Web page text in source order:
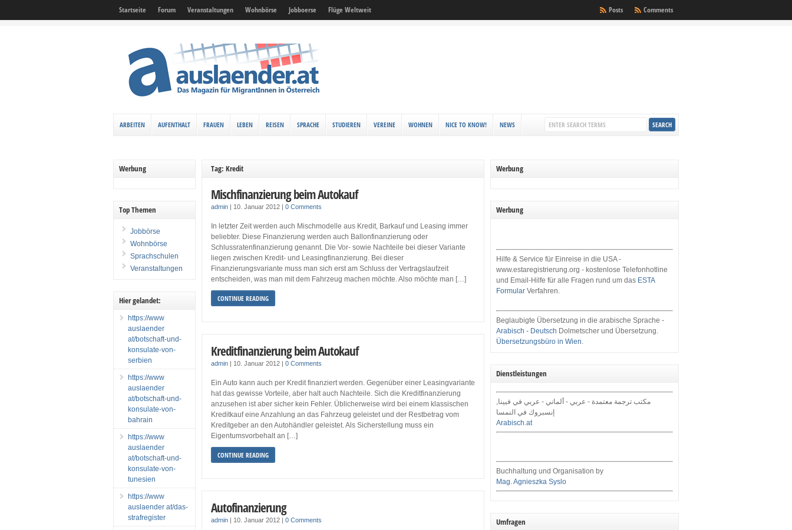
Startseite Forum Veranstaltungen Wohnbörse Jobboerse Flüge Weltweit Comments
Posts
ARBEITEN AUFENTHALT FRAUEN LEBEN REISEN SPRACHE STUDIEREN VEREINE WOHNEN NICE TO KNOW! NEWS
Tag: Kredit
Mischfinanzierung beim Autokauf
admin | 10. Januar 2012 |0 Comments
In letzter Zeit werden auch Mischmodelle aus Kredit, Barkauf und Leasing immer
beliebter. Diese Finanzierung werden auch Ballonfinanzierung oder
Schlussratenfinanzierung genannt. Die Vor- sowie Nachteile bei dieser Variante
liegen zwischen Kredit- und Leasingfinanzierung. Bei dieser
Finanzierungsvariante muss man sich erst am Schluss der Vertragslaufzeit
entscheiden, was man mit dem Fahrzeug machen möchte. Also möchte man […]
CONTINUE READING
Kreditfinanzierung beim Autokauf
admin | 10. Januar 2012 |0 Comments
Ein Auto kann auch per Kredit finanziert werden. Gegenüber einer Leasingvariante
hat das gewisse Vorteile, aber halt auch Nachteile. Sich die Kreditfinanzierung
anzusehen ist aber sicher kein Fehler. Üblicherweise wird bei einem klassischen
Kreditkauf eine Anzahlung an das Fahrzeug geleistet und der Restbetrag vom
Kreditgeber an den Autohändler geleistet. Als Sicherstellung muss ein
Eigentumsvorbehalt an […]
CONTINUE READING
Autofinanzierung
admin | 10. Januar 2012 |0 Comments
Werbung
Top Themen
Jobbörse
Wohnbörse
Sprachschulen
Veranstaltungen
Hier gelandet:
https://www
auslaender
at/botschaft-und-
konsulate-von-
serbien
https://www
auslaender
at/botschaft-und-
konsulate-von-
bahrain
https://www
auslaender
at/botschaft-und-
konsulate-von-
tunesien
https://www
auslaender at/das-
strafregister
Werbung
Werbung
Hilfe & Service für Einreise in die USA -
www.estaregistrierung.org - kostenlose Telefonhotline
und Email-Hilfe für alle Fragen rund um das ESTA
Formular Verfahren.
Beglaubigte Übersetzung in die arabische Sprache -
Arabisch - Deutsch Dolmetscher und Übersetzung.
Übersetzungsbüro in Wien.
Dienstleistungen
مكتب ترجمة معتمدة - عربي - ألماني - عربي في فيينا,
إنسبروك في النمسا
Arabisch.at
Buchhaltung und Organisation by
Mag. Agnieszka Syslo
Umfragen